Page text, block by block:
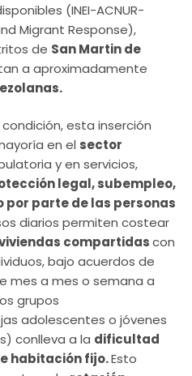
(INEI-ACNUR-
Migrant Response),
de San Martin de
a aproximadamente
esta inserción
en el sector
y en servicios,
legal, subempleo,
parte de las personas
diarios permiten costear
compartidascon
bajo acuerdos de
mes a mes o semana a
grupos
adolescentes o jóvenes
conlleva a la dificultad
habitación fijo.Esto